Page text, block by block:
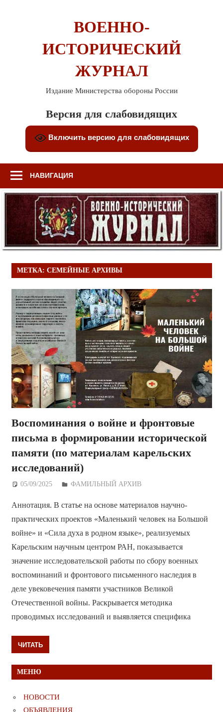
ВОЕННО-
ИСТОРИЧЕСКИЙ
ЖУРНАЛ
Издание Министерства обороны России
Версия для слабовидящих
Включить версию для слабовидящих
НАВИГАЦИЯ
МЕТКА: СЕМЕЙНЫЕ АРХИВЫ
Воспоминания о войне и фронтовые
письма в формировании исторической
памяти (по материалам карельских
исследований)
05/09/2025 Дежурный по Редакции
ФАМИЛЬНЫЙ АРХИВ
Аннотация. В статье на основе материалов научно-
практических проектов «Маленький человек на Большой
войне» и «Сила духа в родном языке», реализуемых
Карельским научным центром РАН, показывается
значение исследовательской работы по сбору военных
воспоминаний и фронтового письменного наследия в
деле увековечения памяти участников Великой
Отечественной войны. Раскрывается методика
проводимых исследований и выявляется специфика
ЧИТАТЬ
МЕНЮ
НОВОСТИ
ОБЪЯВЛЕНИЯ